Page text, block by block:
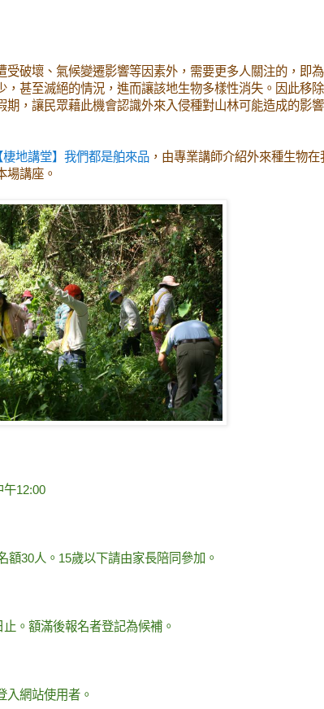
壞、氣候變遷影響等因素外，需要更多人關注的，即
甚至滅絕的情況，進而讓該地生物多樣性消失。因此移除
，讓民眾藉此機會認識外來入侵種對山林可能造成的影
棲地講堂】我們都是舶來品 ，由專業講師介紹外來種生物
場講座。
午12:00
30人。15歲以下請由家長陪同參加。
。額滿後報名者登記為候補。
入網站使用者。